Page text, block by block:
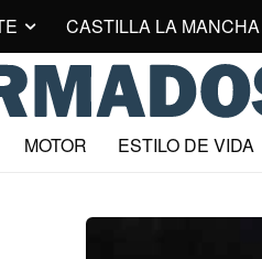
CASTILLA LA MANCHA
MOTOR ESTILO DE VIDA